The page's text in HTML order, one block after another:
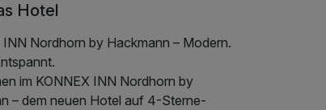
Hotel
INN Nordhorn by Hackmann – Modern.
im KONNEX INN Nordhorn by
– dem neuen Hotel auf 4-Sterne-